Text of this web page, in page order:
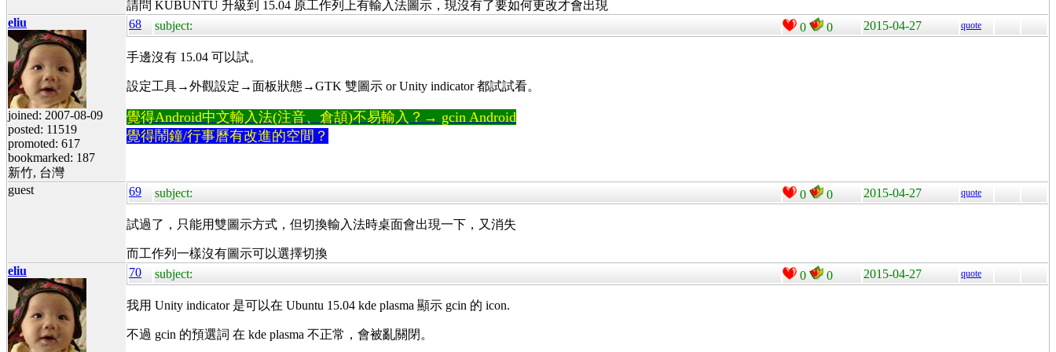
請問 KUBUNTU 升級到 15.04 原工作列上有輸入法圖示，現沒有了要如何更改才會出現
eliu
joined: 2007-08-09
posted: 11519
promoted: 617
bookmarked: 187
新竹, 台灣
68 subject: 0 0 2015-04-27 quote
手邊沒有 15.04 可以試。
設定工具→外觀設定→面板狀態→GTK 雙圖示 or Unity indicator 都試試看。
覺得Android中文輸入法(注音、倉頡)不易輸入？→ gcin Android
覺得鬧鐘/行事曆有改進的空間？
guest 69 subject: 0 0 2015-04-27 quote
試過了，只能用雙圖示方式，但切換輸入法時桌面會出現一下，又消失
而工作列一樣沒有圖示可以選擇切換
eliu
70 subject: 0 0 2015-04-27 quote
我用 Unity indicator 是可以在 Ubuntu 15.04 kde plasma 顯示 gcin 的 icon.
不過 gcin 的預選詞 在 kde plasma 不正常，會被亂關閉。